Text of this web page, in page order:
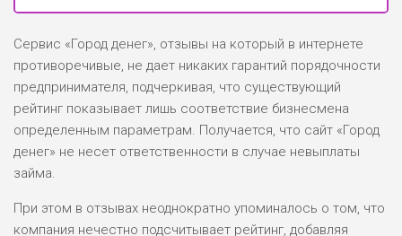
Сервис «Город денег», отзывы на который в интернете
противоречивые, не дает никаких гарантий порядочности
предпринимателя, подчеркивая, что существующий
рейтинг показывает лишь соответствие бизнесмена
определенным параметрам. Получается, что сайт «Город
денег» не несет ответственности в случае невыплаты
займа.
При этом в отзывах неоднократно упоминалось о том, что
компания нечестно подсчитывает рейтинг, добавляя